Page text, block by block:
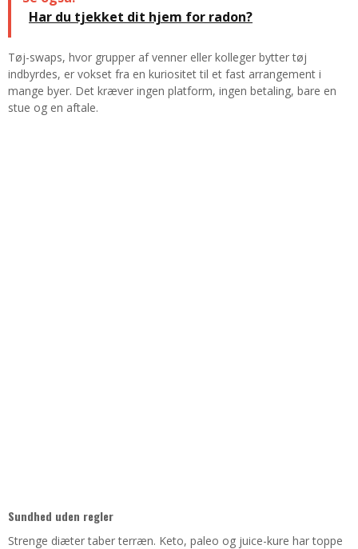
Har du tjekket dit hjem for radon?
Tøj-swaps, hvor grupper af venner eller kolleger bytter tøj
indbyrdes, er vokset fra en kuriositet til et fast arrangement i
mange byer. Det kræver ingen platform, ingen betaling, bare en
stue og en aftale.
Sundhed uden regler
Strenge diæter taber terræn. Keto, paleo og juice-kure har toppe